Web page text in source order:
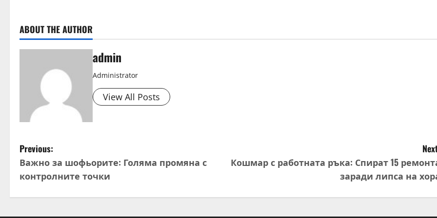
i
ABOUT THE AUTHOR
admin
Administrator
View All Posts
P
o
s
t
Previous:
Важно за шофьорите: Голяма промяна с
контролните точки
Кошмар с работната ръка: Спират 15
заради липса на